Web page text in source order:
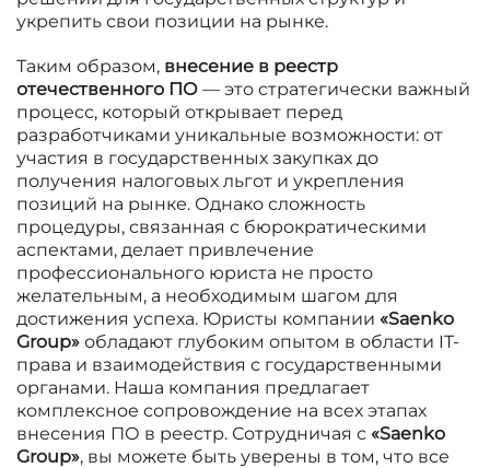
укрепить свои позиции на рынке.
Таким образом, внесение в реестр
отечественного ПО — это стратегически важный
процесс, который открывает перед
разработчиками уникальные возможности: от
участия в государственных закупках до
получения налоговых льгот и укрепления
позиций на рынке. Однако сложность
процедуры, связанная с бюрократическими
аспектами, делает привлечение
профессионального юриста не просто
желательным, а необходимым шагом для
достижения успеха. Юристы компании «Saenko
Group» обладают глубоким опытом в области IT-
права и взаимодействия с государственными
органами. Наша компания предлагает
комплексное сопровождение на всех этапах
внесения ПО в реестр. Сотрудничая с «Saenko
Group», вы можете быть уверены в том, что все